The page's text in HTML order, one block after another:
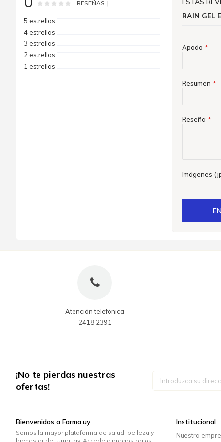
imágenes
Rating: % of100
RESEÑAS
5 estrellas
4 estrellas
3 estrellas
2 estrellas
1 estrellas
ESTÁS
RAIN GEL
Apodo
Resumen
Reseña
Imágenes
Atención telefónica
2418 2391
¡No te pierdas nuestras
ofertas!
Bienvenidos a Farma.uy
Somos la mayor plataforma de salud, belleza y
bienestar del Uruguay. Accede a precios bajos
Institucional
Nuestra